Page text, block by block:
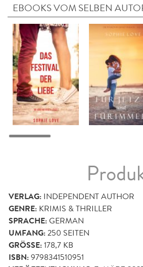
EBOOKS VOM SELBEN
VERLAG: INDEPENDENT AUTHOR
GENRE: KRIMIS & THRILLER
SPRACHE:GERMAN
UMFANG:250 SEITEN
GRÖSSE: 178,7 KB
ISBN:9798341510951